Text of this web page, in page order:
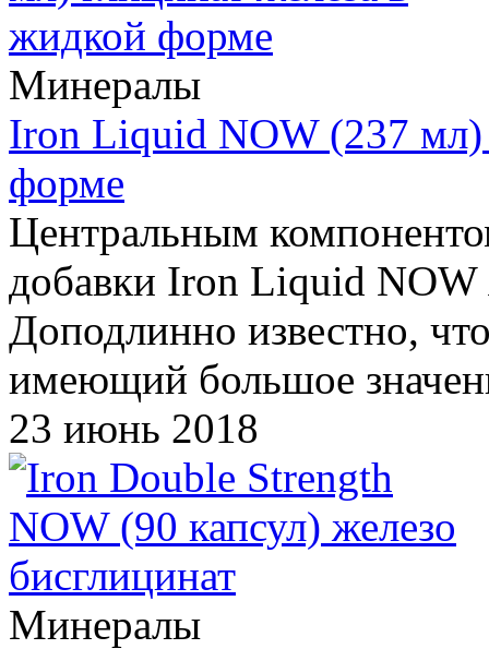
Минералы
Iron Liquid NOW (237 мл)
форме
Центральным
добавки Iron Liquid NOW
Доподлинно известно,
имеющий большое
23 июнь 2018
Минералы